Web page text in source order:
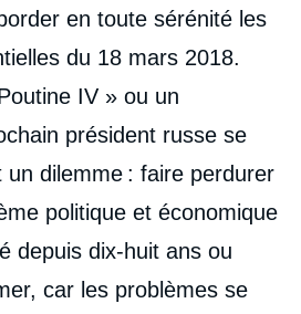
en toute sérénité les
du 18 mars 2018.
IV » ou un
président russe se
un dilemme : faire perdurer
politique et économique
depuis dix-huit ans ou
car les problèmes se